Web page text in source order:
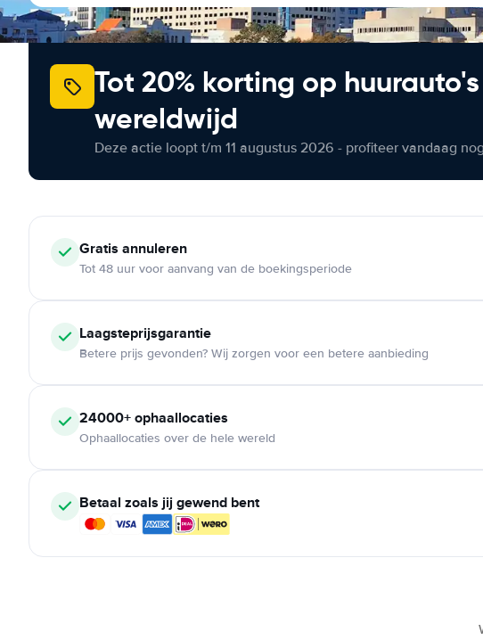
Tot 20% korting op huurauto's
wereldwijd
Deze actie loopt t/m 11 augustus 2026 - profiteer vandaag
Gratis annuleren
Tot 48 uur voor aanvang van de boekingsperiode
Laagsteprijsgarantie
Betere prijs gevonden? Wij zorgen voor een betere aanbieding
24000+ ophaallocaties
Ophaallocaties over de hele wereld
Betaal zoals jij gewend bent